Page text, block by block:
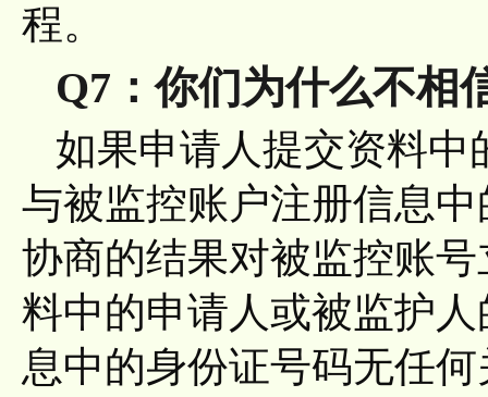
程。
Q7：你们为什么不相
如果申请人提交资料
与被监控账户注册信息
协商的结果对被监控账
料中的申请人或被监护
息中的身份证号码无任